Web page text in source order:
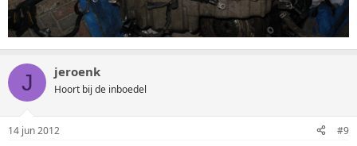
J jeroenk
Hoort bij de inboedel
14 jun 2012 #9